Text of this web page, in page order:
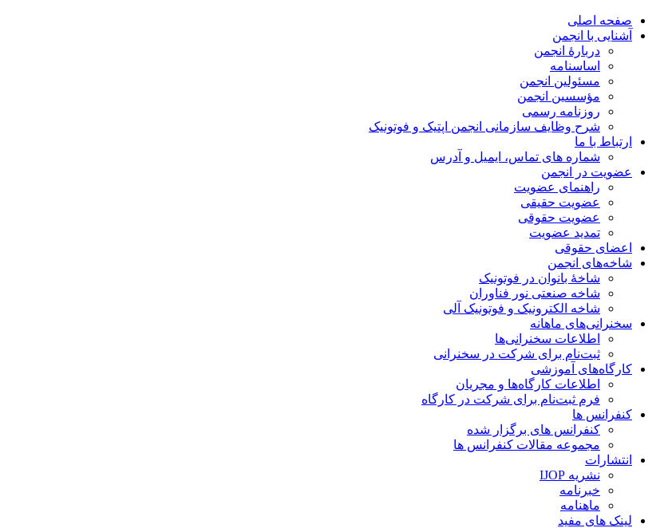
صفحه اصلی
آشنایی با انجمن
دربارۀ انجمن
اساسنامه
مسئولین انجمن
مؤسسین انجمن
روزنامه رسمی
شرح وظایف سازمانی انجمن اپتیک و فوتونیک
ارتباط با ما
شماره های تماس، ایمیل و آدرس
عضویت در انجمن
راهنمای عضویت
عضویت حقیقی
عضویت حقوقی
تمدید عضویت
اعضای حقوقی
شاخه‌های انجمن
شاخۀ بانوان در فوتونیک
شاخه صنعتی نور فناوران
شاخه‌ الکترونیک و فوتونیک آلی
سخنرانی‌های ماهانه
اطلاعات سخنرانی‌‌ها
ثبت‌نام برای شرکت در سخنرانی
کارگاه‌های آموزشی
اطلاعات کارگاه‌ها و مجریان
فرم ثبت‌نام برای شرکت در کارگاه
کنفرانس ها
کنفرانس های برگزار شده
مجموعه مقالات کنفرانس ها
انتشارات
نشریه IJOP
خبرنامه
ماهنامه
لینک های مفید